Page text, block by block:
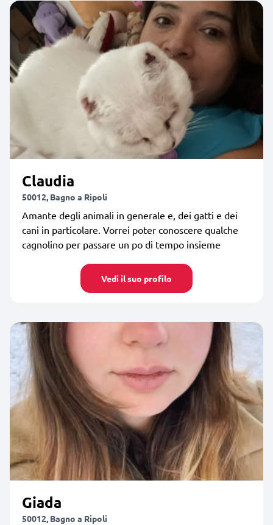
Claudia
50012, Bagno a Ripoli
Amante degli animali in generale e, dei gatti e dei
cani in particolare. Vorrei poter conoscere qualche
cagnolino per passare un po di tempo insieme
Vedi il suo profilo
Giada
50012, Bagno a Ripoli